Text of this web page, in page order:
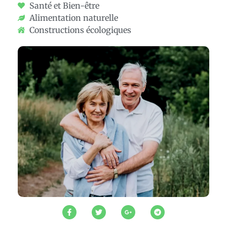
Santé et Bien-être
Alimentation naturelle
Constructions écologiques